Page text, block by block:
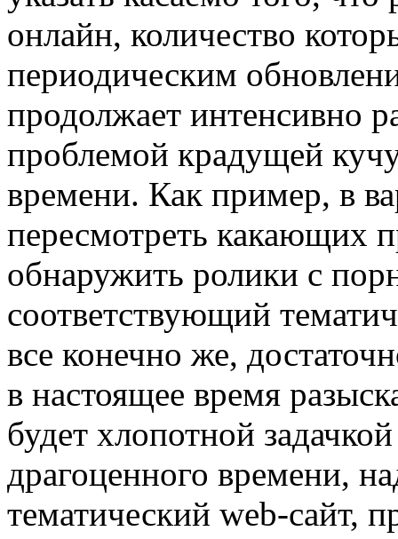
онлайн, количество
периодическим
продолжает интенсивно
проблемой крадущей
времени. Как пример, в
пересмотреть какающих
обнаружить ролики с
соответствующий
все конечно же,
в настоящее время
будет хлопотной
драгоценного времени,
тематический web-сайт,